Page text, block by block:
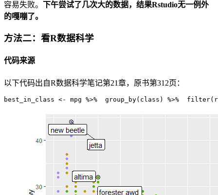
容易失败。 下午尝试了几次大的数据，结果Rstudio无一例外
的嘎嘣了。
方法二：看R数据科学
代码来源
以下代码出自R数据科学笔记第21章，原书第312页：
best_in_class <- mpg %>%  group_by(class) %>%